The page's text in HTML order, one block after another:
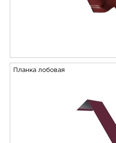
Планка лобовая